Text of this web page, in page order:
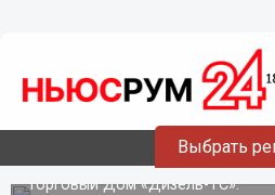
Выбрать
На сумму более 16
получит
Дом «Дизель-ТС»
Депутаты Заксобрания
правительством
Торговый Дом «Дизель-ТС».